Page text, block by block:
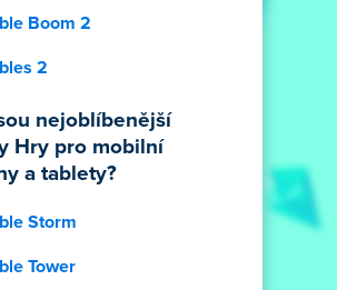
Boom 2
2
nejoblíbenější
Hry pro mobilní
a tablety?
Storm
Tower